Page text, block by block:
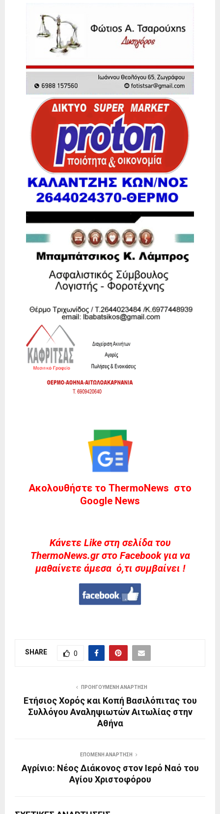
Ακολουθήστε το ThermoNews στο
Google News
Kάνετε Like στη σελίδα του
ThermoNews.gr στο Facebook για να
μαθαίνετε άμεσα ό,τι συμβαίνει !
SHARE 0
ΠΡΟΗΓΟΎΜΕΝΗ ΑΝΆΡΤΗΣΗ
Ετήσιος Χορός και Κοπή Βασιλόπιτας του
Συλλόγου Αναληψιωτών Αιτωλίας στην
Αθήνα
ΕΠΌΜΕΝΗ ΑΝΆΡΤΗΣΗ
Αγρίνιο: Νέος Διάκονος στον Ιερό Ναό του
Αγίου Χριστοφόρου